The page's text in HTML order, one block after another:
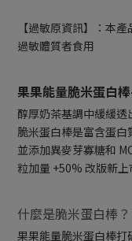
【過敏原資訊】：本
過敏體質者食用
果果能量脆米蛋白
醇厚奶茶基調中緩緩
脆米蛋白棒是富含蛋白
並添加異麥芽寡糖和
粒加量 +50% 改版新
什麼是脆米蛋白棒？
果果能量脆米蛋白棒